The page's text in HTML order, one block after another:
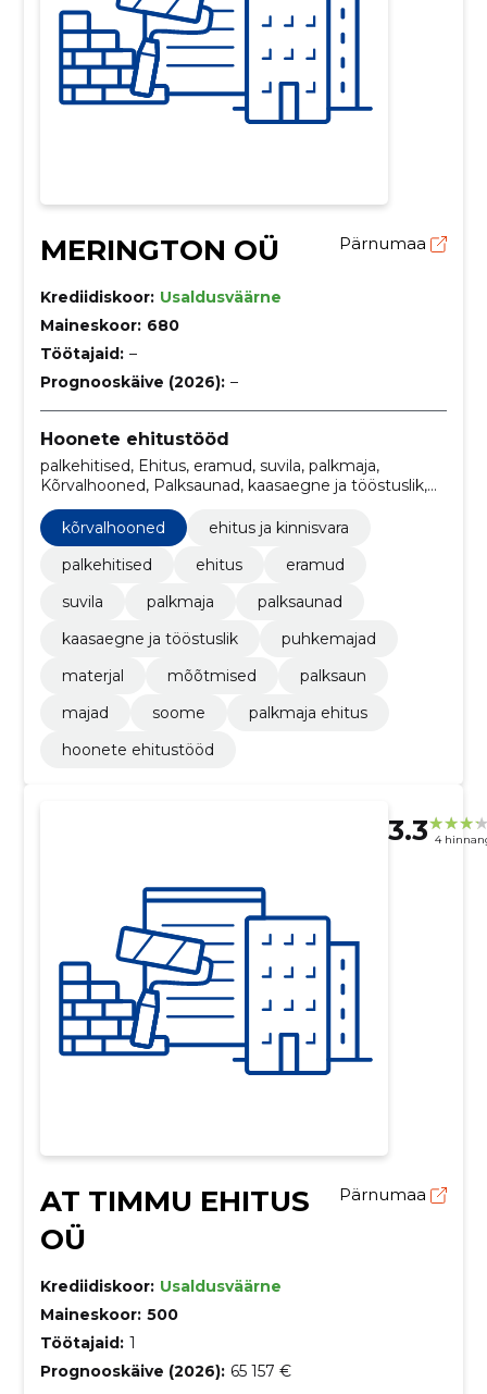
MERINGTON OÜ Pärnumaa
Krediidiskoor: Usaldusväärne
Maineskoor: 680
Töötajaid: –
Prognooskäive (2026): –
Hoonete ehitustööd
palkehitised, Ehitus, eramud, suvila, palkmaja,
Kõrvalhooned, Palksaunad, kaasaegne ja tööstuslik,
puhkemajad, materjal
kõrvalhooned
ehitus ja kinnisvara
palkehitised
ehitus
eramud
suvila
palkmaja
palksaunad
kaasaegne ja tööstuslik
puhkemajad
materjal
mõõtmised
palksaun
majad
soome
palkmaja ehitus
hoonete ehitustööd
3.3 4
AT TIMMU EHITUS
OÜ
Pärnumaa
Krediidiskoor: Usaldusväärne
Maineskoor: 500
Töötajaid: 1
Prognooskäive (2026): 65 157 €